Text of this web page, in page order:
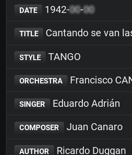
DATE 1942-00-00
TITLE Cantando se van
STYLE TANGO
ORCHESTRA Francisco
SINGER Eduardo Adrián
COMPOSER Juan Canaro
AUTHOR Ricardo Duggan